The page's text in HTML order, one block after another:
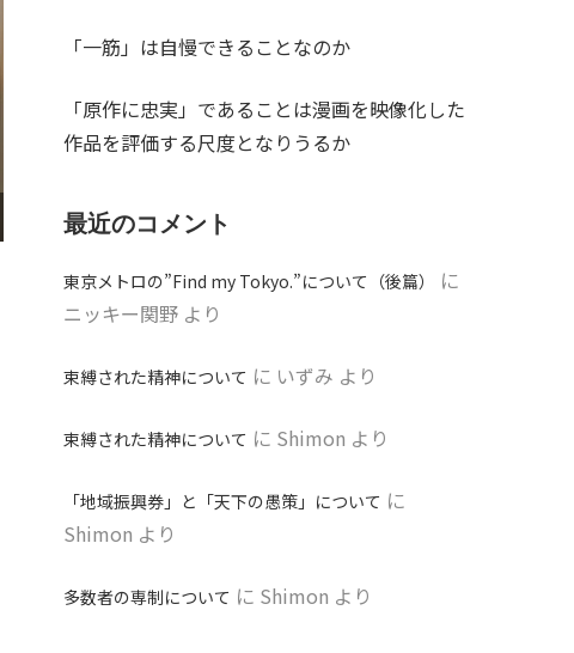
「一筋」は自慢できることなのか
「原作に忠実」であることは漫画を映像化した
作品を評価する尺度となりうるか
最近のコメント
東京メトロの”Find my Tokyo.”について（後篇）
に
ニッキー関野 より
束縛された精神について に いずみ より
束縛された精神について に Shimon より
「地域振興券」と「天下の愚策」について に
Shimon より
多数者の専制について に Shimon より